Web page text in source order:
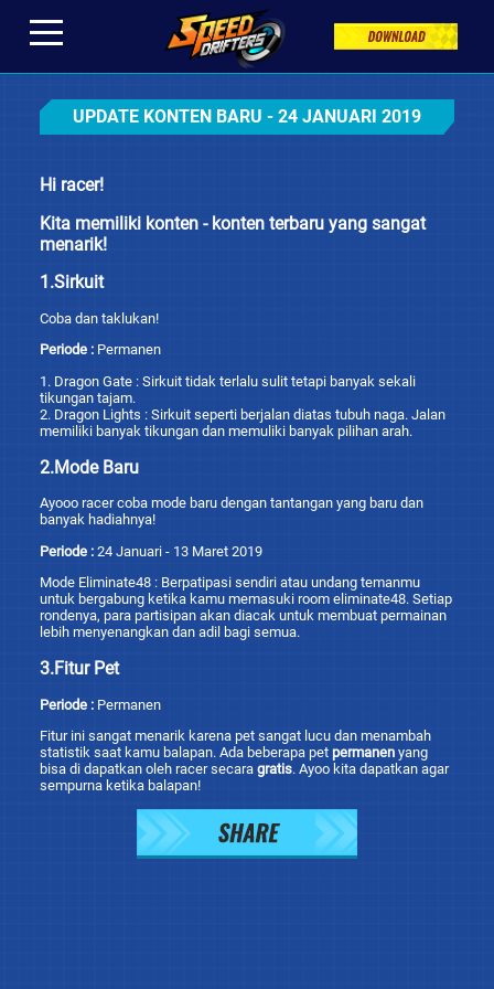
UPDATE KONTEN BARU - 24 JANUARI 2019
Hi racer!
Kita memiliki konten - konten terbaru yang sangat
menarik!
1.Sirkuit
Coba dan taklukan!
Periode :Permanen
1. Dragon Gate : Sirkuit tidak terlalu sulit tetapi banyak sekali
tikungan tajam.
2. Dragon Lights : Sirkuit seperti berjalan diatas tubuh naga. Jalan
memiliki banyak tikungan dan memuliki banyak pilihan arah.
2.Mode Baru
Ayooo racer coba mode baru dengan tantangan yang baru dan
banyak hadiahnya!
Periode :24 Januari - 13 Maret 2019
Mode Eliminate48 : Berpatipasi sendiri atau undang temanmu
untuk bergabung ketika kamu memasuki room eliminate48. Setiap
rondenya, para partisipan akan diacak untuk membuat permainan
lebih menyenangkan dan adil bagi semua.
3.Fitur Pet
Periode :Permanen
Fitur ini sangat menarik karena pet sangat lucu dan menambah
statistik saat kamu balapan. Ada beberapa pet permanenyang
bisa di dapatkan oleh racer secara gratis. Ayoo kita dapatkan agar
sempurna ketika balapan!